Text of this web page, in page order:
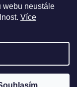
webu neustále
Více
vyhrazena.Upravit